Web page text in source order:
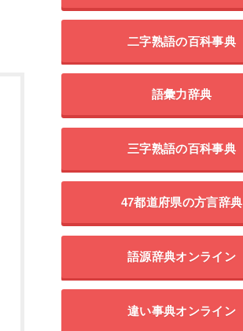
二字熟語の百科事典
語彙力辞典
三字熟語の百科事典
47都道府県の方言辞典
語源辞典オンライン
違い事典オンライン